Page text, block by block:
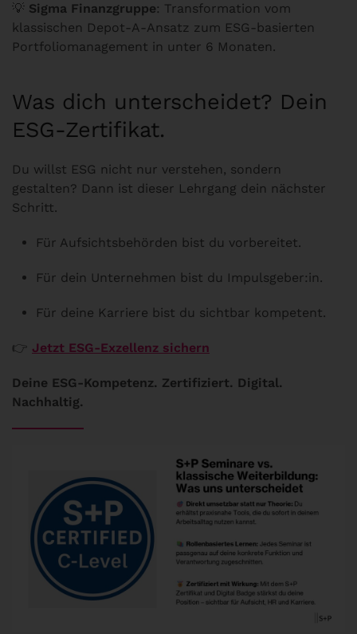
💡 Sigma Finanzgruppe: Transformation vom
klassischen Depot-A-Ansatz zum ESG-basierten
Portfoliomanagement in unter 6 Monaten.
Was dich unterscheidet? Dein
ESG-Zertifikat.
Du willst ESG nicht nur verstehen, sondern
gestalten? Dann ist dieser Lehrgang dein nächster
Schritt.
Für Aufsichtsbehörden bist du vorbereitet.
Für dein Unternehmen bist du Impulsgeber:in.
Für deine Karriere bist du sichtbar kompetent.
👉 Jetzt ESG-Exzellenz sichern
Deine ESG-Kompetenz. Zertifiziert. Digital.
Nachhaltig.